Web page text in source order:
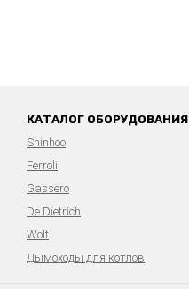
КАТАЛОГ ОБОРУДОВАНИЯ
Shinhoo
Ferroli
Gassero
De Dietrich
Wolf
Дымоходы для котлов